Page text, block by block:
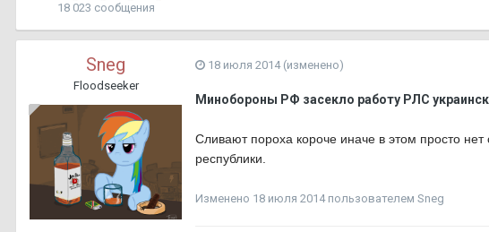
18 023 сообщения
Sneg
Floodseeker
18 июля 2014 (изменено)
Минобороны РФ засекло работу РЛС
Сливают пороха короче иначе в этом просто
республики.
Изменено 18 июля 2014пользователем Sneg